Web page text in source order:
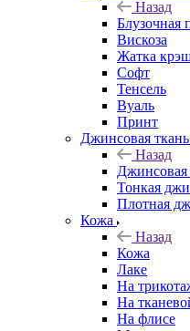
Назад
Блузочная
Вискоза
Жатка
Софт
Тенсель
Вуаль
Принт
Джинсовая ткань
Назад
Джинсовая
Тонкая
Плотная
Кожа
Назад
Кожа
Лаке
На
На
На флисе